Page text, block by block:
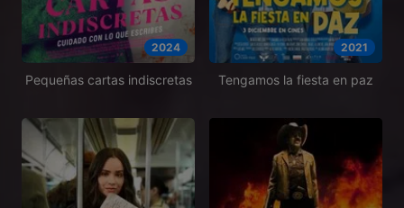
2024
Pequeñas cartas indiscretas
2021
Tengamos la fiesta en paz